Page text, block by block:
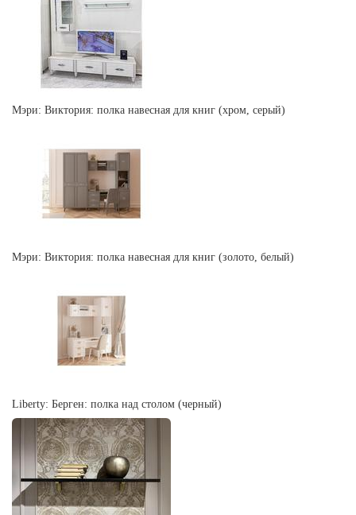
Мэри: Виктория: полка навесная для книг (хром, серый)
Мэри: Виктория: полка навесная для книг (золото, белый)
Liberty: Берген: полка над столом (черный)